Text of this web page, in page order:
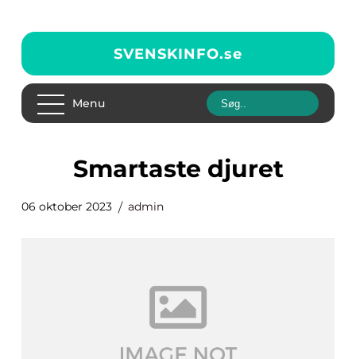
SVENSKINFO.se
Menu
smartaste djuret
06 oktober 2023 admin